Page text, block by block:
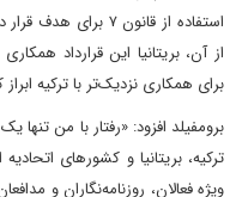
استفاده از قانون ۷
از آن، بریتانیا این قرارداد
برای همکاری نزدیک‌تر با ترکیه
برومفیلد افزود: «رفتار با من
ترکیه، بریتانیا و کشورهای
ویژه فعالان، روزنامه‌نگاران و